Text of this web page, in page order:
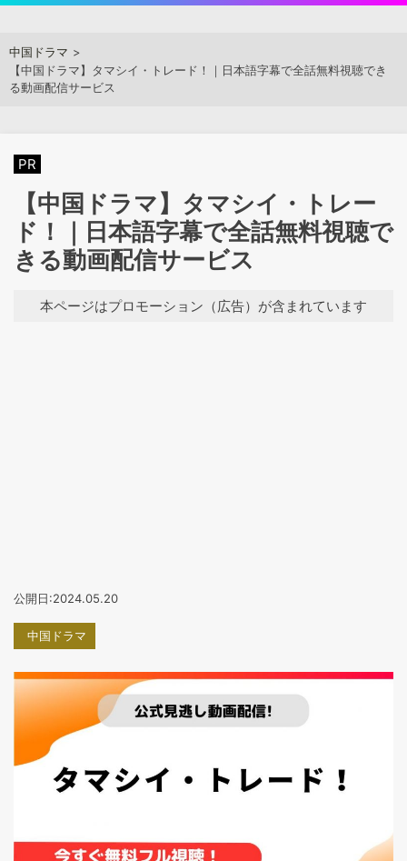
content
アジアンステージ
中国ドラマ
【中国ドラマ】タマシイ・トレード！｜日本語字幕で全話無料視聴でき
る動画配信サービス
PR
【中国ドラマ】タマシイ・トレー
ド！｜日本語字幕で全話無料視聴で
きる動画配信サービス
本ページはプロモーション（広告）が含まれています
公開日:2024.05.20
中国ドラマ